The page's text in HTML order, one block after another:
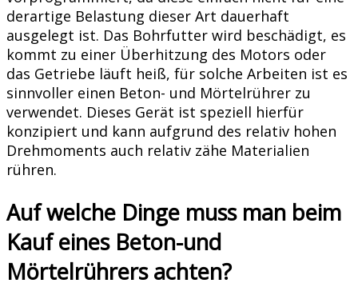
derartige Belastung dieser Art dauerhaft
ausgelegt ist. Das Bohrfutter wird beschädigt, es
kommt zu einer Überhitzung des Motors oder
das Getriebe läuft heiß, für solche Arbeiten ist es
sinnvoller einen Beton- und Mörtelrührer zu
verwendet. Dieses Gerät ist speziell hierfür
konzipiert und kann aufgrund des relativ hohen
Drehmoments auch relativ zähe Materialien
rühren.
Auf welche Dinge muss man beim
Kauf eines Beton-und
Mörtelrührers achten?